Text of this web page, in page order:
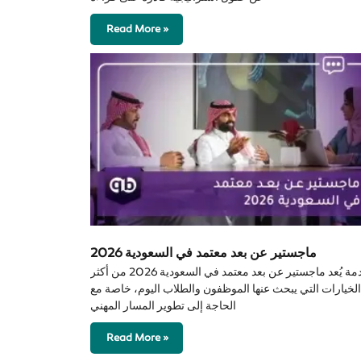
Read More »
ماجستير عن بعد معتمد في السعودية 2026
مقدمة يُعد ماجستير عن بعد معتمد في السعودية 2026 من أكثر
الخيارات التي يبحث عنها الموظفون والطلاب اليوم، خاصة مع
الحاجة إلى تطوير المسار المهني
Read More »